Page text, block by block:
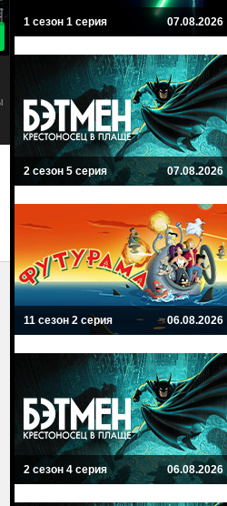
9.3
Сорвиголова
Фантастика, Драма, Комиксы, Боевик
1 сезон 1 серия 07.08.2026
2 сезон 5 серия 07.08.2026
11 сезон 2 серия 06.08.2026
2 сезон 4 серия 06.08.2026